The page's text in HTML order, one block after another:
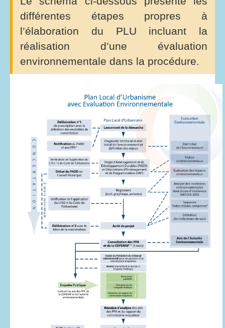
différentes étapes propres à
l’élaboration du PLU incluant la
réalisation d’une évaluation
environnementale dans la procédure.